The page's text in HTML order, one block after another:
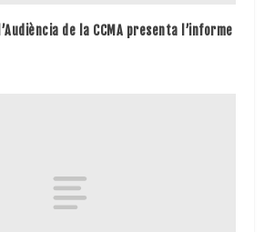
de la CCMA presenta l’informe